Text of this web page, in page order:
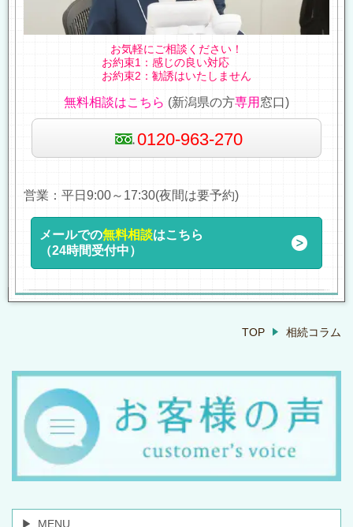
お気軽にご相談ください！
お約束1：感じの良い対応
お約束2：勧誘はいたしません
無料相談はこちら (新潟県の方専用 窓口)
0120-963-270
営業：平日9:00～17:30(夜間は要予約)
メールでの無料相談はこちら
（24時間受付中）
TOP 相続コラム
MENU